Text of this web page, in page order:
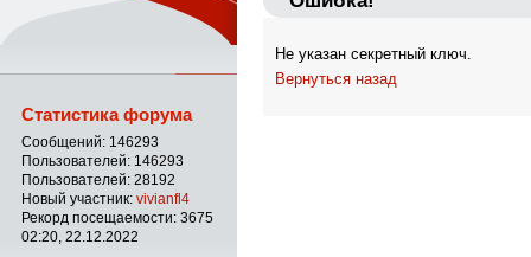
Не указан секретный ключ.
Вернуться назад
Статистика форума
Сообщений: 146293
Пользователей: 146293
Пользователей: 28192
Новый участник: vivianfl4
Рекорд посещаемости: 3675
02:20, 22.12.2022